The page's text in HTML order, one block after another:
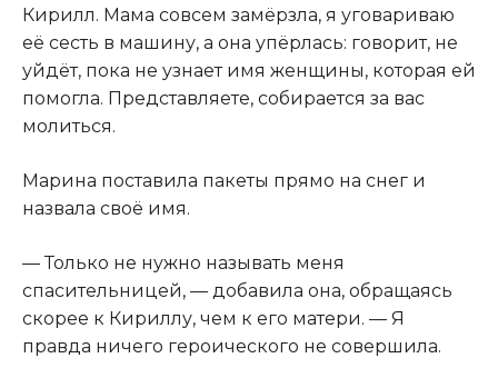
Кирилл. Мама совсем замёрзла, я уговариваю
её сесть в машину, а она упёрлась: говорит, не
уйдёт, пока не узнает имя женщины, которая ей
помогла. Представляете, собирается за вас
молиться.
Марина поставила пакеты прямо на снег и
назвала своё имя.
— Только не нужно называть меня
спасительницей, — добавила она, обращаясь
скорее к Кириллу, чем к его матери. — Я
правда ничего героического не совершила.